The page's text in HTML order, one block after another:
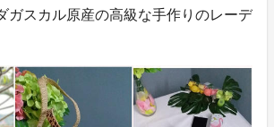
ガスカル原産の高級な手作りのレーデ